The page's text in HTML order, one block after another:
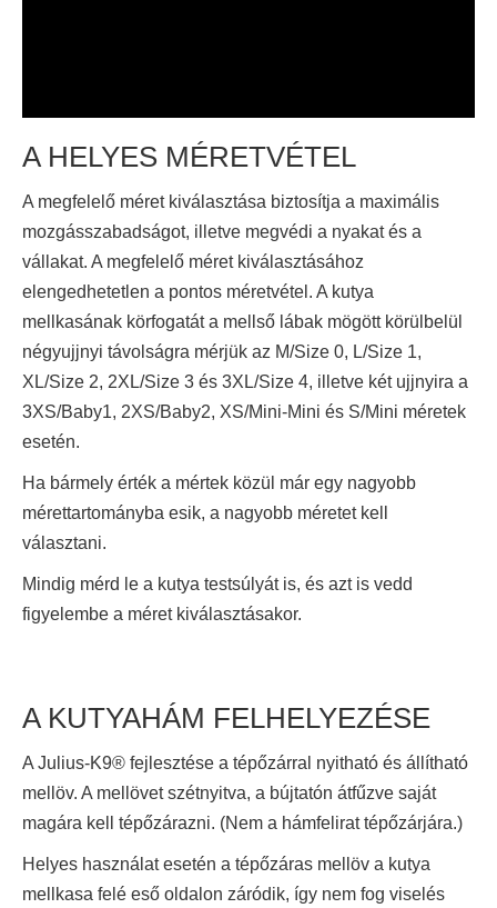
A HELYES MÉRETVÉTEL
A megfelelő méret kiválasztása biztosítja a maximális
mozgásszabadságot, illetve megvédi a nyakat és a
vállakat. A megfelelő méret kiválasztásához
elengedhetetlen a pontos méretvétel. A kutya
mellkasának körfogatát a mellső lábak mögött körülbelül
négyujjnyi távolságra mérjük az M/Size 0, L/Size 1,
XL/Size 2, 2XL/Size 3 és 3XL/Size 4, illetve két ujjnyira a
3XS/Baby1, 2XS/Baby2, XS/Mini-Mini és S/Mini méretek
esetén.
Ha bármely érték a mértek közül már egy nagyobb
mérettartományba esik, a nagyobb méretet kell
választani.
Mindig mérd le a kutya testsúlyát is, és azt is vedd
figyelembe a méret kiválasztásakor.
A KUTYAHÁM FELHELYEZÉSE
A Julius-K9® fejlesztése a tépőzárral nyitható és állítható
mellöv. A mellövet szétnyitva, a bújtatón átfűzve saját
magára kell tépőzárazni. (Nem a hámfelirat tépőzárjára.)
Helyes használat esetén a tépőzáras mellöv a kutya
mellkasa felé eső oldalon záródik, így nem fog viselés